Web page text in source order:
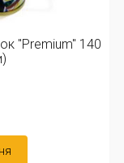
"Premium" 140